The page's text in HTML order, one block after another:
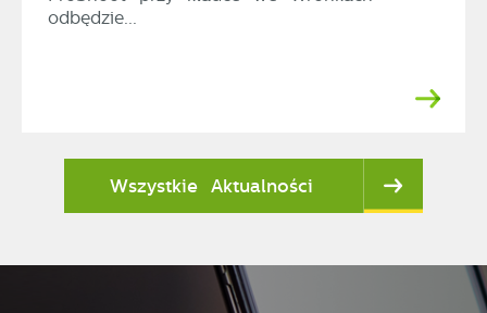
odbędzie...
Wszystkie Aktualności